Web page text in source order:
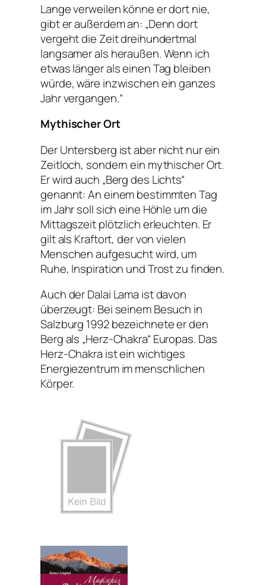
Lange verweilen könne er dort nie,
gibt er außerdem an: „Denn dort
vergeht die Zeit dreihundertmal
langsamer als heraußen. Wenn ich
etwas länger als einen Tag bleiben
würde, wäre inzwischen ein ganzes
Jahr vergangen.“
Mythischer Ort
Der Untersberg ist aber nicht nur ein
Zeitloch, sondern ein mythischer Ort.
Er wird auch „Berg des Lichts“
genannt: An einem bestimmten Tag
im Jahr soll sich eine Höhle um die
Mittagszeit plötzlich erleuchten. Er
gilt als Kraftort, der von vielen
Menschen aufgesucht wird, um
Ruhe, Inspiration und Trost zu finden.
Auch der Dalai Lama ist davon
überzeugt: Bei seinem Besuch in
Salzburg 1992 bezeichnete er den
Berg als „Herz-Chakra“ Europas. Das
Herz-Chakra ist ein wichtiges
Energiezentrum im menschlichen
Körper.